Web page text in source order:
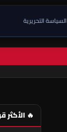
السياسة التحريرية
🔥 الأكثر